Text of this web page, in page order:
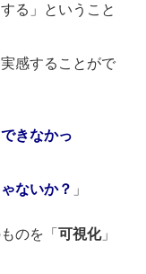
る」ということ
感することがで
きなかっ
ないか？ 」
のを「 可視化」